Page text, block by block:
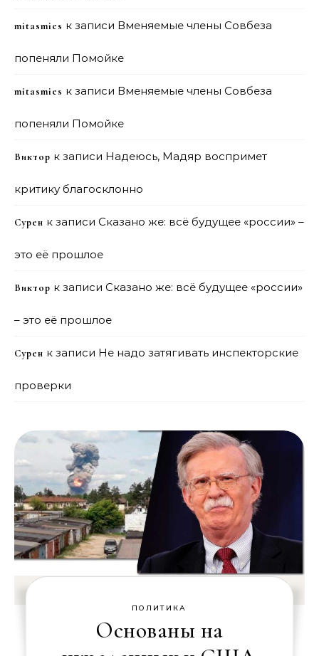
mitasmies к записи Вменяемые члены Совбеза
попеняли Помойке
mitasmies к записи Вменяемые члены Совбеза
попеняли Помойке
Виктор к записи Надеюсь, Мадяр воспримет
критику благосклонно
Сурен к записи Сказано же: всё будущее «россии» –
это её прошлое
Виктор к записи Сказано же: всё будущее «россии»
– это её прошлое
Сурен к записи Не надо затягивать инспекторские
проверки
ПОЛИТИКА
Основаны на